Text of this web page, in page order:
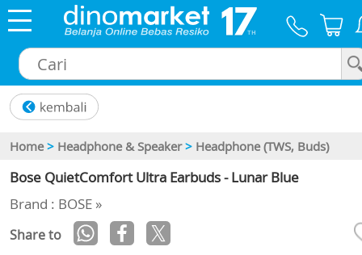
Home > Headphone & Speaker > Headphone (TWS, Buds)
Bose QuietComfort Ultra Earbuds - Lunar Blue
Brand : BOSE »
Share to